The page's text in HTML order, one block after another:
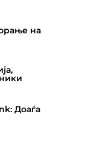
на
Доаѓа